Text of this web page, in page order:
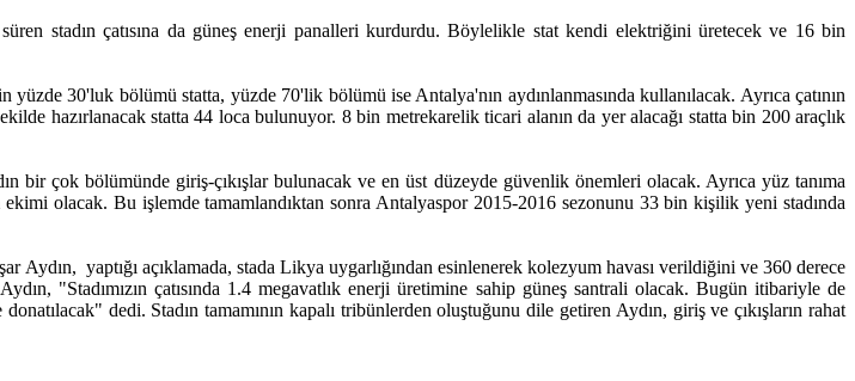
stadın çatısına da güneş enerji panalleri kurdurdu. Böylelikle stat kendi elektriğini üretecek ve 16 bin
30'luk bölümü statta, yüzde 70'lik bölümü ise Antalya'nın aydınlanmasında kullanılacak. Ayrıca çatının
hazırlanacak statta 44 loca bulunuyor. 8 bin metrekarelik ticari alanın da yer alacağı statta bin 200 araçlık
bir çok bölümünde giriş-çıkışlar bulunacak ve en üst düzeyde güvenlik önemleri olacak. Ayrıca yüz tanıma
ekimi olacak. Bu işlemde tamamlandıktan sonra Antalyaspor 2015-2016 sezonunu 33 bin kişilik yeni stadında
Aydın, yaptığı açıklamada, stada Likya uygarlığından esinlenerek kolezyum havası verildiğini ve 360 derece
"Stadımızın çatısında 1.4 megavatlık enerji üretimine sahip güneş santrali olacak. Bugün itibariyle de
dedi. Stadın tamamının kapalı tribünlerden oluştuğunu dile getiren Aydın, giriş ve çıkışların rahat